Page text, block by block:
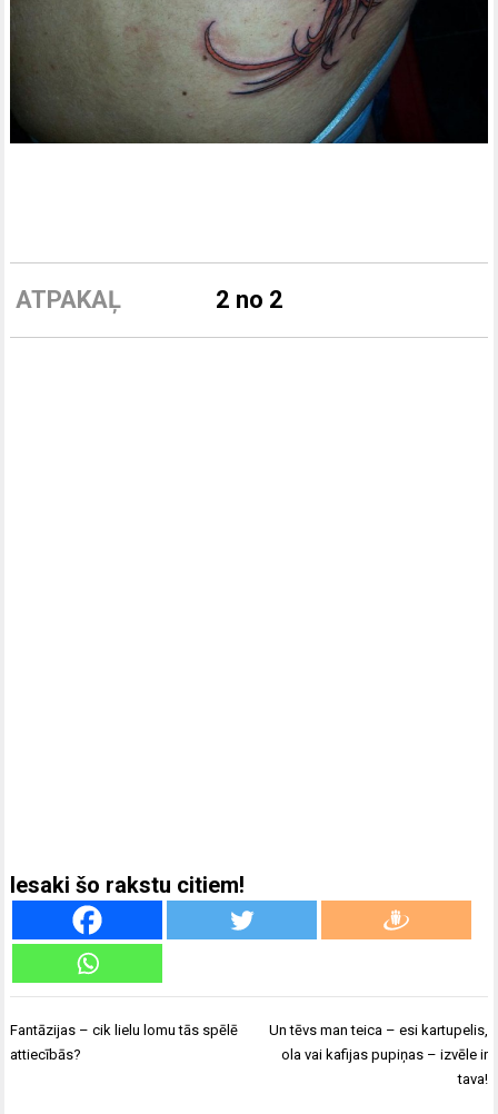
ATPAKAĻ 2 no 2
Iesaki šo rakstu citiem!
Ziņu
izvēlne
Fantāzijas – cik lielu lomu tās spēlē
attiecībās?
Un tēvs man teica – esi kartupelis,
ola vai kafijas pupiņas – izvēle ir
tava!